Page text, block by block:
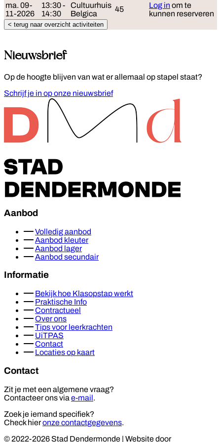
ma. 09-
11-2026
13:30 -
14:30
Cultuurhuis
Belgica
45 Log in om te
kunnen reserveren
< terug naar overzicht activiteiten
Nieuwsbrief
Op de hoogte blijven van wat er allemaal op stapel staat?
Schrijf je in op onze nieuwsbrief
Aanbod
Volledig aanbod
Aanbod kleuter
Aanbod lager
Aanbod secundair
Informatie
Bekijk hoe Klasopstap werkt
Praktische Info
Contractueel
Over ons
Tips voor leerkrachten
UiTPAS
Contact
Locaties op kaart
Contact
Zit je met een algemene vraag?
Contacteer ons via e-mail.
Zoek je iemand specifiek?
Check hieronze contactgegevens.
© 2022-2026 Stad Dendermonde | Website door